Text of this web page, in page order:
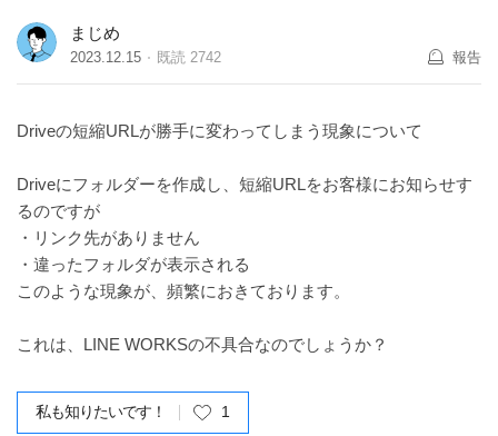
まじめ
2023.12.15 既読 2742 報告
Driveの短縮URLが勝手に変わってしまう現象について
Driveにフォルダーを作成し、短縮URLをお客様にお知らせす
るのですが
・リンク先がありません
・違ったフォルダが表示される
このような現象が、頻繁におきております。
これは、LINE WORKSの不具合なのでしょうか？
私も知りたいです！ 1